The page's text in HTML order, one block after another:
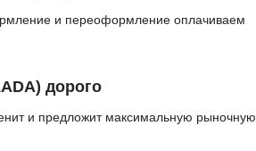
и переоформление оплачиваем
дорого
и предложит максимальную рыночную